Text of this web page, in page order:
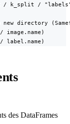
/ k_split /
directory
image.name)
label.name)
des DataFrames